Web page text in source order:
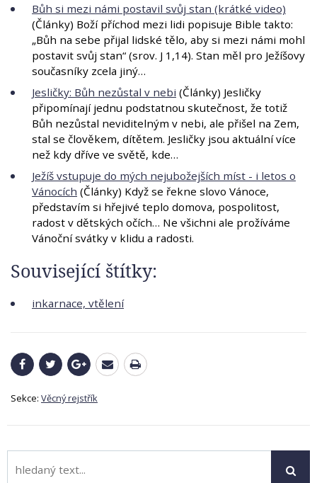
Bůh si mezi námi postavil svůj stan (krátké video)
(Články) Boží příchod mezi lidi popisuje Bible takto:
„Bůh na sebe přijal lidské tělo, aby si mezi námi mohl
postavit svůj stan“ (srov. J 1,14). Stan měl pro Ježíšovy
současníky zcela jiný…
Jesličky: Bůh nezůstal v nebi (Články) Jesličky
připomínají jednu podstatnou skutečnost, že totiž
Bůh nezůstal neviditelným v nebi, ale přišel na Zem,
stal se člověkem, dítětem. Jesličky jsou aktuální více
než kdy dříve ve světě, kde…
Ježíš vstupuje do mých nejubožejších míst - i letos o
Vánocích (Články) Když se řekne slovo Vánoce,
představím si hřejivé teplo domova, pospolitost,
radost v dětských očích… Ne všichni ale prožíváme
Vánoční svátky v klidu a radosti.
Související štítky:
inkarnace, vtělení
Sekce: Věcný rejstřík